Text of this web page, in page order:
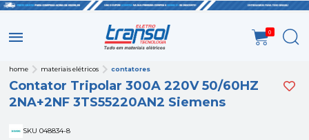
0
home materiais elétricos contatores
Contator Tripolar 300A 220V 50/60HZ
2NA+2NF 3TS55220AN2 Siemens
SKU 048834-8